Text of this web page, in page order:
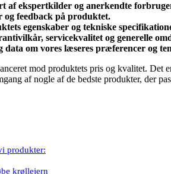
af ekspertkilder og anerkendte
og feedback på produktet.
egenskaber og tekniske
servicekvalitet og generelle
data om vores læseres præferencer og
mod produktets pris og kvalitet. Det
af nogle af de bedste produkter, der
produkter:
krøllejern